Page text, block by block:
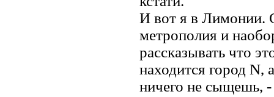
И вот я в Лимонии.
метрополия и
рассказывать что
находится город N,
ничего не сыщешь,